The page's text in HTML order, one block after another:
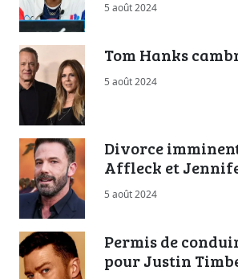
5 août 2024
Tom Hanks
5 août 2024
Divorce
Affleck et
5 août 2024
Permis de
pour Justin